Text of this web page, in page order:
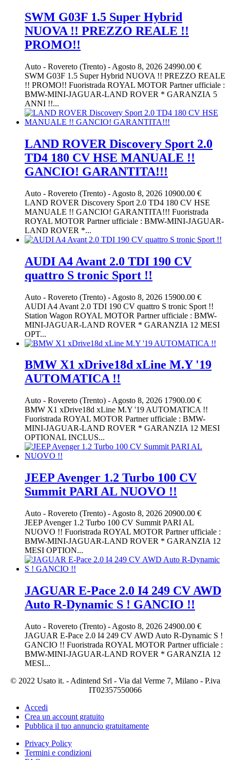
SWM G03F 1.5 Super Hybrid
NUOVA !! PREZZO REALE !!
PROMO!!
Auto - Rovereto (Trento) - Agosto 8, 2026 24990.00 €
SWM G03F 1.5 Super Hybrid NUOVA !! PREZZO REALE
!! PROMO!! Fuoristrada ROYAL MOTOR Partner ufficiale :
BMW-MINI-JAGUAR-LAND ROVER * GARANZIA 5
ANNI !!...
LAND ROVER Discovery Sport 2.0
TD4 180 CV HSE MANUALE !!
GANCIO! GARANTITA!!!
Auto - Rovereto (Trento) - Agosto 8, 2026 10900.00 €
LAND ROVER Discovery Sport 2.0 TD4 180 CV HSE
MANUALE !! GANCIO! GARANTITA!!! Fuoristrada
ROYAL MOTOR Partner ufficiale : BMW-MINI-JAGUAR-
LAND ROVER *...
AUDI A4 Avant 2.0 TDI 190 CV
quattro S tronic Sport !!
Auto - Rovereto (Trento) - Agosto 8, 2026 15900.00 €
AUDI A4 Avant 2.0 TDI 190 CV quattro S tronic Sport !!
Station Wagon ROYAL MOTOR Partner ufficiale : BMW-
MINI-JAGUAR-LAND ROVER * GARANZIA 12 MESI
OPT...
BMW X1 xDrive18d xLine M.Y '19
AUTOMATICA !!
Auto - Rovereto (Trento) - Agosto 8, 2026 17900.00 €
BMW X1 xDrive18d xLine M.Y '19 AUTOMATICA !!
Fuoristrada ROYAL MOTOR Partner ufficiale : BMW-
MINI-JAGUAR-LAND ROVER * GARANZIA 12 MESI
OPTIONAL INCLUS...
JEEP Avenger 1.2 Turbo 100 CV
Summit PARI AL NUOVO !!
Auto - Rovereto (Trento) - Agosto 8, 2026 20900.00 €
JEEP Avenger 1.2 Turbo 100 CV Summit PARI AL
NUOVO !! Fuoristrada ROYAL MOTOR Partner ufficiale :
BMW-MINI-JAGUAR-LAND ROVER * GARANZIA 12
MESI OPTION...
JAGUAR E-Pace 2.0 I4 249 CV AWD
Auto R-Dynamic S ! GANCIO !!
Auto - Rovereto (Trento) - Agosto 8, 2026 24900.00 €
JAGUAR E-Pace 2.0 I4 249 CV AWD Auto R-Dynamic S !
GANCIO !! Fuoristrada ROYAL MOTOR Partner ufficiale :
BMW-MINI-JAGUAR-LAND ROVER * GARANZIA 12
MESI...
© 2022 Usato it. - Adintend Srl - Via dal Verme 7, Milano - P.iva
IT02357550066
Accedi
Crea un account gratuito
Pubblica il tuo annuncio gratuitamente
Privacy Policy
Termini e condizioni